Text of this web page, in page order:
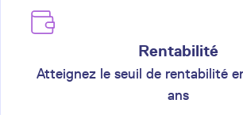
Rentabilité
Atteignez le seuil de rentabilité
ans